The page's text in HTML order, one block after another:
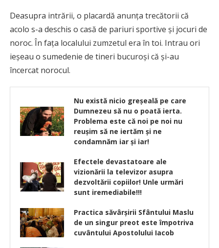
Deasupra intrării, o placardă anunța trecătorii că
acolo s-a deschis o casă de pariuri sportive și jocuri de
noroc. În fața localului zumzetul era în toi. Intrau ori
ieșeau o sumedenie de tineri bucuroși că și-au
încercat norocul.
Nu există nicio greșeală pe care
Dumnezeu să nu o poată ierta.
Problema este că noi pe noi nu
reușim să ne iertăm și ne
condamnăm iar și iar!
Efectele devastatoare ale
vizionării la televizor asupra
dezvoltării copiilor! Unle urmări
sunt iremediabile!!!
Practica săvârşirii Sfântului Maslu
de un singur preot este împotriva
cuvântului Apostolului Iacob